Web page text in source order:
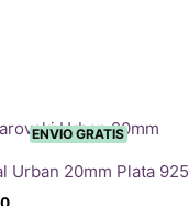
ENVIO GRATIS
Urban 20mm Plata 925